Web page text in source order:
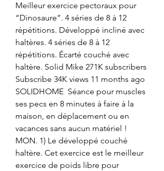
Meilleur exercice pectoraux pour
“Dinosaure”. 4 séries de 8 à 12
répétitions. Développé incliné avec
haltères. 4 séries de 8 à 12
répétitions. Écarté couché avec
haltère. Solid Mike 271K subscribers
Subscribe 34K views 11 months ago
SOLIDHOME  Séance pour muscles
ses pecs en 8 minutes à faire à la
maison, en déplacement ou en
vacances sans aucun matériel !
MON. 1) Le développé couché
haltère. Cet exercice est le meilleur
exercice de poids libre pour